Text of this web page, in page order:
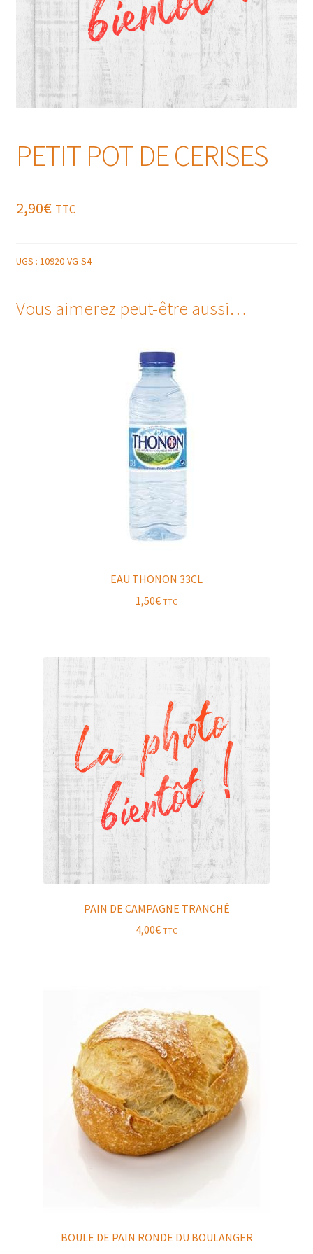
PETIT POT DE CERISES
2,90€ TTC
UGS : 10920-VG-S4
Vous aimerez peut-être aussi…
EAU THONON 33CL
1,50€ TTC
PAIN DE CAMPAGNE TRANCHÉ
4,00€ TTC
BOULE DE PAIN RONDE DU BOULANGER